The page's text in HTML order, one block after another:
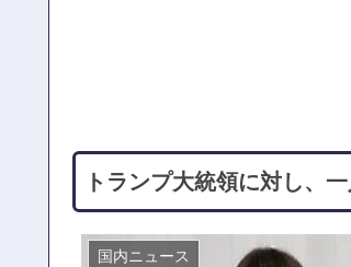
トランプ大統領に対し、
国内ニュース